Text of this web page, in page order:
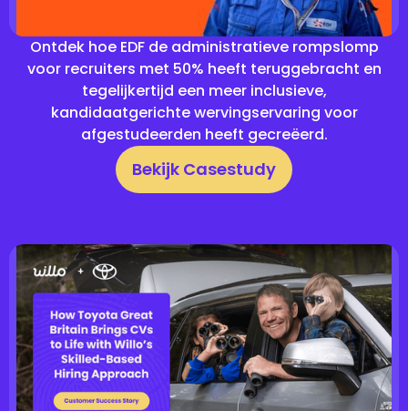
Ontdek hoe EDF de administratieve rompslomp
voor recruiters met 50% heeft teruggebracht en
tegelijkertijd een meer inclusieve,
kandidaatgerichte wervingservaring voor
afgestudeerden heeft gecreëerd.
Bekijk Casestudy